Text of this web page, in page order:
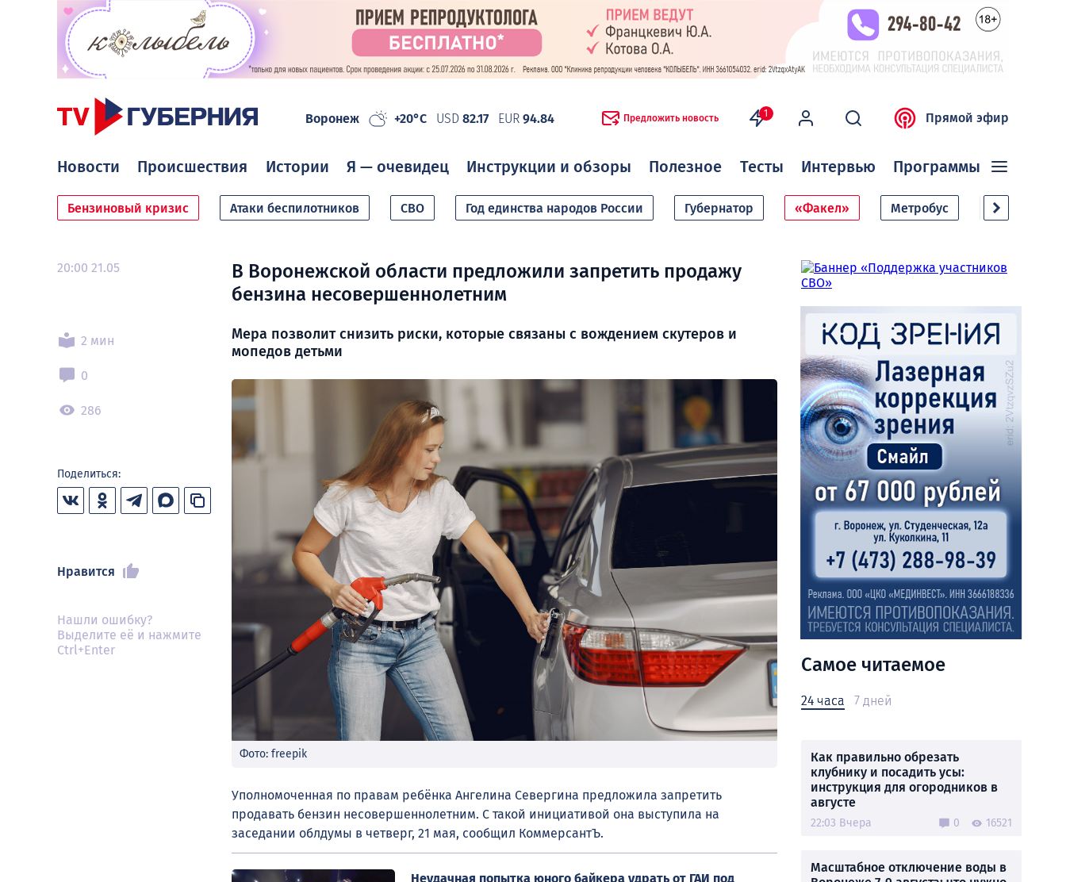
Воронеж +20°C USD 82.17 EUR 94.84 Предложить новость 1 Прямой эфир
Новости Происшествия Истории Я — очевидец Инструкции и обзоры Полезное Тесты Интервью Программы
Бензиновый кризис Атаки беспилотников СВО Год единства народов России Губернатор «Факел» Метробус Дачный
20:00 21.05
2 мин
0
286
Поделиться:
Нравится
Нашли ошибку?
Выделите её и нажмите
Ctrl+Enter
В Воронежской области предложили запретить продажу
бензина несовершеннолетним
Мера позволит снизить риски, которые связаны с вождением скутеров и
мопедов детьми
Фото: freepik
Уполномоченная по правам ребёнка Ангелина Севергина предложила запретить
продавать бензин несовершеннолетним. С такой инициативой она выступила на
заседании облдумы в четверг, 21 мая, сообщил КоммерсантЪ.
Неудачная попытка юного байкера удрать от ГАИ под
Самое читаемое
24 часа 7 дней
Как правильно обрезать
клубнику и посадить усы:
инструкция для огородников в
августе
22:03 Вчера 0 16521
Масштабное отключение воды в